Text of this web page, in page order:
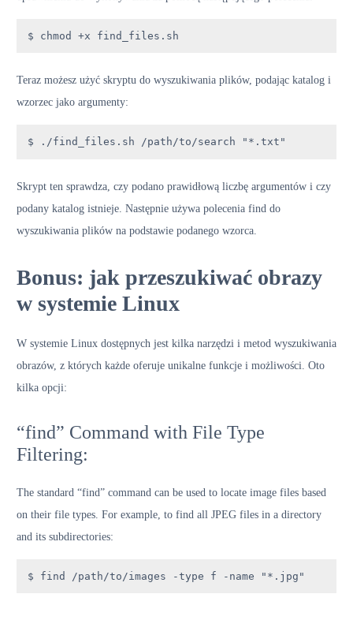
$ chmod +x find_files.sh
Teraz możesz użyć skryptu do wyszukiwania plików, podając katalog i
wzorzec jako argumenty:
$ ./find_files.sh /path/to/search "*.txt"
Skrypt ten sprawdza, czy podano prawidłową liczbę argumentów i czy
podany katalog istnieje. Następnie używa polecenia find do
wyszukiwania plików na podstawie podanego wzorca.
Bonus: jak przeszukiwać obrazy
w systemie Linux
W systemie Linux dostępnych jest kilka narzędzi i metod wyszukiwania
obrazów, z których każde oferuje unikalne funkcje i możliwości. Oto
kilka opcji:
“find” Command with File Type
Filtering:
The standard “find” command can be used to locate image files based
on their file types. For example, to find all JPEG files in a directory
and its subdirectories:
$ find /path/to/images -type f -name "*.jpg"